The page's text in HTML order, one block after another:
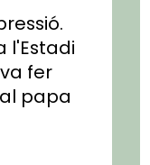
l'Estadi
fer
papa